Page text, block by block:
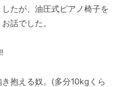
たが、油圧式ピアノ椅子を
話でした。
抱える奴。(多分10kgくら